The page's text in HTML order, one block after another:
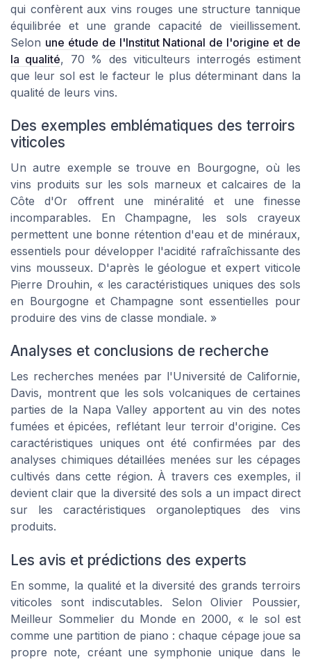
qui confèrent aux vins rouges une structure tannique
équilibrée et une grande capacité de vieillissement.
Selon une étude de l'Institut National de l'origine et de
la qualité, 70 % des viticulteurs interrogés estiment
que leur sol est le facteur le plus déterminant dans la
qualité de leurs vins.
Des exemples emblématiques des terroirs
viticoles
Un autre exemple se trouve en Bourgogne, où les
vins produits sur les sols marneux et calcaires de la
Côte d'Or offrent une minéralité et une finesse
incomparables. En Champagne, les sols crayeux
permettent une bonne rétention d'eau et de minéraux,
essentiels pour développer l'acidité rafraîchissante des
vins mousseux. D'après le géologue et expert viticole
Pierre Drouhin, « les caractéristiques uniques des sols
en Bourgogne et Champagne sont essentielles pour
produire des vins de classe mondiale. »
Analyses et conclusions de recherche
Les recherches menées par l'Université de Californie,
Davis, montrent que les sols volcaniques de certaines
parties de la Napa Valley apportent au vin des notes
fumées et épicées, reflétant leur terroir d'origine. Ces
caractéristiques uniques ont été confirmées par des
analyses chimiques détaillées menées sur les cépages
cultivés dans cette région. À travers ces exemples, il
devient clair que la diversité des sols a un impact direct
sur les caractéristiques organoleptiques des vins
produits.
Les avis et prédictions des experts
En somme, la qualité et la diversité des grands terroirs
viticoles sont indiscutables. Selon Olivier Poussier,
Meilleur Sommelier du Monde en 2000, « le sol est
comme une partition de piano : chaque cépage joue sa
propre note, créant une symphonie unique dans le